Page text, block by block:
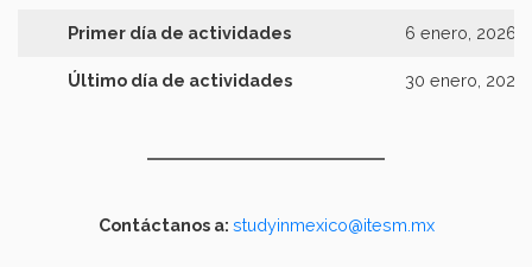
Primer día de actividades 6 enero, 2026
Último día de actividades 30 enero, 2026
Contáctanos a: studyinmexico@itesm.mx